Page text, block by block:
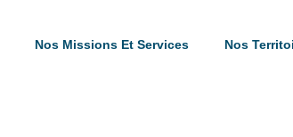
Nos Missions Et Services Nos